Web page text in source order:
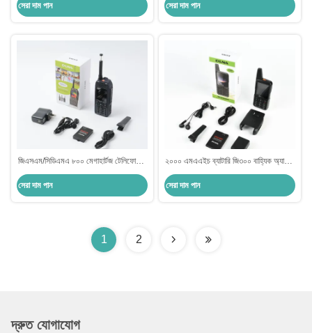
সেরা দাম পান
সেরা দাম পান
জিএসএম/সিডিএমএ ৮০০ মেগাহার্টজ টেলিফোনের
জন্য লিথিয়াম আয়ন ২০০০ এমএএইচ ব্যাটারি
এবং টিএফ কার্ড সমর্থন
সেরা দাম পান
২০০০ এমএএইচ ব্যাটারি জি৩০০ বাহ্যিক অ্যান্টেনা
সিডিএমএ৮০০ মেগাহার্টজ মোবাইল ফোন
সেরা দাম পান
1 2
দ্রুত যোগাযোগ